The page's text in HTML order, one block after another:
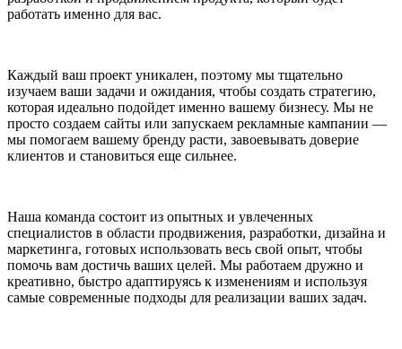
работать именно для вас.
Каждый ваш проект уникален, поэтому мы тщательно
изучаем ваши задачи и ожидания, чтобы создать стратегию,
которая идеально подойдет именно вашему бизнесу. Мы не
просто создаем сайты или запускаем рекламные кампании —
мы помогаем вашему бренду расти, завоевывать доверие
клиентов и становиться еще сильнее.
Наша команда состоит из опытных и увлеченных
специалистов в области продвижения, разработки, дизайна и
маркетинга, готовых использовать весь свой опыт, чтобы
помочь вам достичь ваших целей. Мы работаем дружно и
креативно, быстро адаптируясь к изменениям и используя
самые современные подходы для реализации ваших задач.